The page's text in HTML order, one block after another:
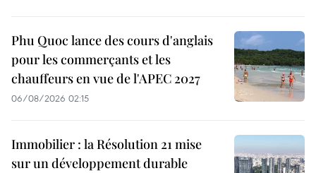
Phu Quoc lance des cours d'anglais
pour les commerçants et les
chauffeurs en vue de l'APEC 2027
06/08/2026 02:15
Immobilier : la Résolution 21 mise
sur un développement durable